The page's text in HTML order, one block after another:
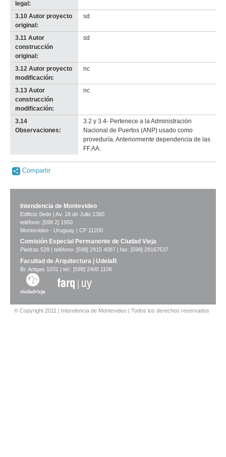
legal:
3.10 Autor proyecto
original:
sd
3.11 Autor
construcción
original:
sd
3.12 Autor proyecto
modificación:
nc
3.13 Autor
construcción
modificación:
nc
3.14
Observaciones:
3.2 y 3.4- Pertenece a la Administración
Nacional de Puertos (ANP) usado como
proveduría. Anteriormente dependencia de las
FF.AA.
Compartir
Intendencia de Montevideo
Edificio Sede | Av. 18 de Julio 1360
teléfono: [598 2] 1950
Montevideo - Uruguay | CP 11200
Comisión Especial Permanente de Ciudad Vieja
Piedras 528 | teléfono: [598] 2915 4087 | fax: [598] 29167537
Facultad de Arquitectura | UdelaR
Br. Artigas 1031 | tel.: [598] 2400 1106
© Copyright 2011 | Intendencia de Montevideo | Todos los derechos reservados